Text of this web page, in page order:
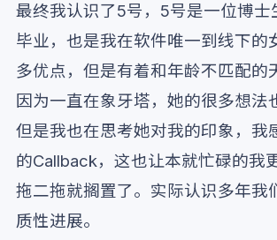
最终我认识了5号，5号是一位博士
毕业，也是我在软件唯一到线下的
多优点，但是有着和年龄不匹配的
因为一直在象牙塔，她的很多想法
但是我也在思考她对我的印象，我
的Callback，这也让本就忙碌的我
拖二拖就搁置了。实际认识多年我
质性进展。